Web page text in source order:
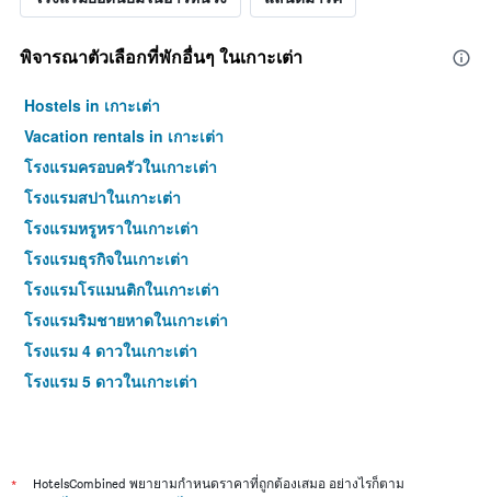
พิจารณาตัวเลือกที่พักอื่นๆ ในเกาะเต่า
Hostels in เกาะเต่า
Vacation rentals in เกาะเต่า
โรงแรมครอบครัวในเกาะเต่า
โรงแรมสปาในเกาะเต่า
โรงแรมหรูหราในเกาะเต่า
โรงแรมธุรกิจในเกาะเต่า
โรงแรมโรแมนติกในเกาะเต่า
โรงแรมริมชายหาดในเกาะเต่า
โรงแรม 4 ดาวในเกาะเต่า
โรงแรม 5 ดาวในเกาะเต่า
*
HotelsCombined พยายามกำหนดราคาที่ถูกต้องเสมอ อย่างไรก็ตาม